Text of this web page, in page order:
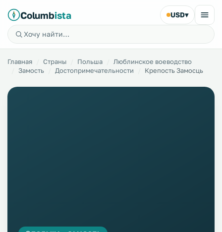
Columbista USD▾
Главная Страны Польша
Люблинское воеводство
Замость
Достопримечательности Крепость Замосць